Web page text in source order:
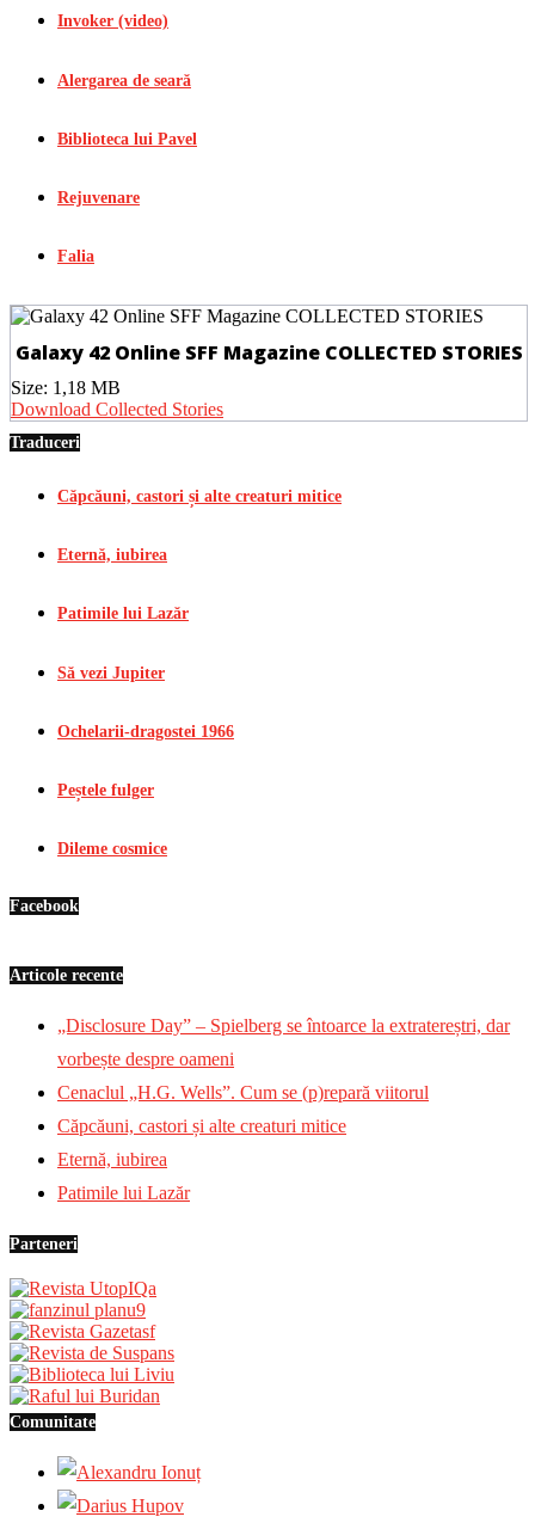
Invoker (video)
Alergarea de seară
Biblioteca lui Pavel
Rejuvenare
Falia
Galaxy 42 Online SFF Magazine COLLECTED STORIES
Size: 1,18 MB
Download Collected Stories
Traduceri
Căpcăuni, castori și alte creaturi mitice
Eternă, iubirea
Patimile lui Lazăr
Să vezi Jupiter
Ochelarii-dragostei 1966
Peștele fulger
Dileme cosmice
Facebook
Articole recente
„Disclosure Day” – Spielberg se întoarce la extratereștri, dar
vorbește despre oameni
Cenaclul „H.G. Wells”. Cum se (p)repară viitorul
Căpcăuni, castori și alte creaturi mitice
Eternă, iubirea
Patimile lui Lazăr
Parteneri
Comunitate